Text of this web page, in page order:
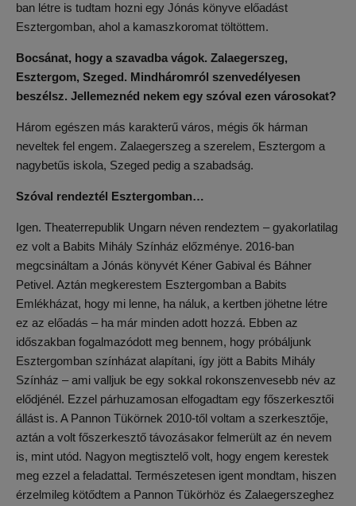
ban létre is tudtam hozni egy Jónás könyve előadást
Esztergomban, ahol a kamaszkoromat töltöttem.
Bocsánat, hogy a szavadba vágok. Zalaegerszeg,
Esztergom, Szeged. Mindháromról szenvedélyesen
beszélsz. Jellemeznéd nekem egy szóval ezen városokat?
Három egészen más karakterű város, mégis ők hárman
neveltek fel engem. Zalaegerszeg a szerelem, Esztergom a
nagybetűs iskola, Szeged pedig a szabadság.
Szóval rendeztél Esztergomban…
Igen. Theaterrepublik Ungarn néven rendeztem – gyakorlatilag
ez volt a Babits Mihály Színház előzménye. 2016-ban
megcsináltam a Jónás könyvét Kéner Gabival és Báhner
Petivel. Aztán megkerestem Esztergomban a Babits
Emlékházat, hogy mi lenne, ha náluk, a kertben jöhetne létre
ez az előadás – ha már minden adott hozzá. Ebben az
időszakban fogalmazódott meg bennem, hogy próbáljunk
Esztergomban színházat alapítani, így jött a Babits Mihály
Színház – ami valljuk be egy sokkal rokonszenvesebb név az
elődjénél. Ezzel párhuzamosan elfogadtam egy főszerkesztői
állást is. A Pannon Tükörnek 2010-től voltam a szerkesztője,
aztán a volt főszerkesztő távozásakor felmerült az én nevem
is, mint utód. Nagyon megtisztelő volt, hogy engem kerestek
meg ezzel a feladattal. Természetesen igent mondtam, hiszen
érzelmileg kötődtem a Pannon Tükörhöz és Zalaegerszeghez